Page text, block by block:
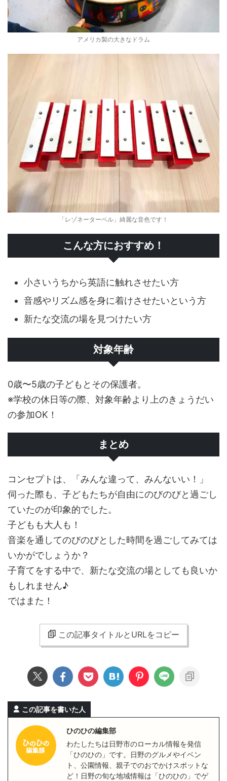
アメリカ製の大きなドラム
「レゾネーターベル」綺麗な音色です！
こんな方におすすめ！
小さいうちから英語に触れさせたい方
音感やリズム感を身に着けさせたいという方
新たな交流の場を見つけたい方
対象年齢
0歳〜5歳の子どもとその保護者。
※学校の休日等の際、対象年齢より上のきょうだい
の参加OK！
まとめ
コンセプトは、「みんな違って、みんないい！」
伺った際も、子どもたちが自由にのびのびと過ごし
ていたのが印象的でした。
子どもも大人も！
音楽を通してのびのびとした時間を過ごしてみては
いかがでしょうか？
子育てをする中で、新たな交流の場としても良いか
もしれません♪
ではまた！
この記事タイトルとURLをコピー
この記事を書いた人
ひのひの編集部
わたしたちは日野市のローカル情報を発信
「ひのひの」です。日野のグルメやイベン
ト、公園情報、親子でのおでかけスポットな
ど！日野の旬な地域情報は「ひのひの」でゲ